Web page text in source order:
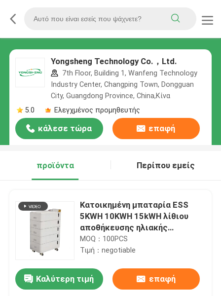
Yongsheng Technology Co.，Ltd.
7th Floor, Building 1, Wanfeng Technology
Industry Center, Changping Town, Dongguan
City, Guangdong Province, China,Κίνα
5.0
Ελεγχμένος προμηθευτής
κάλεσε τώρα επαφή
προϊόντα Περίπου εμείς
Κατοικημένη μπαταρία ESS
5KWH 10KWH 15kWH λίθιου
αποθήκευσης ηλιακής
ενέργειας
MOQ：100PCS
Τιμή：negotiable
Καλύτερη τιμή επαφή